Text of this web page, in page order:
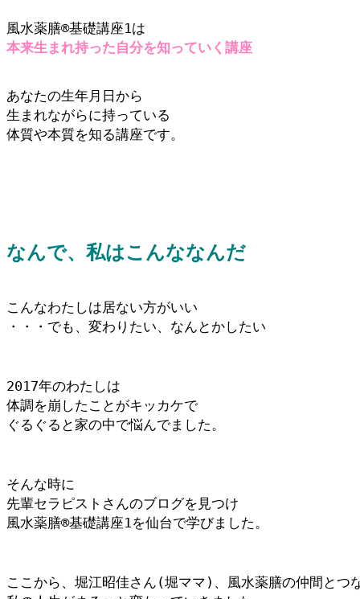
風水薬膳®️基礎講座1は
本来生まれ持った自分を知っていく講座
あなたの生年月日から
生まれながらに持っている
体質や本質を知る講座です。
なんで、私はこんななんだ
こんなわたしは居ない方がいい
・・・でも、変わりたい、なんとかしたい
2017年のわたしは
体調を崩したことがキッカケで
ぐるぐると家の中で悩んでました。
そんな時に
先輩セラピストさんのブログを見つけ
風水薬膳®︎基礎講座1を仙台で学びました。
ここから、堀江昭佳さん(堀ママ)、風水薬膳の仲間とつ